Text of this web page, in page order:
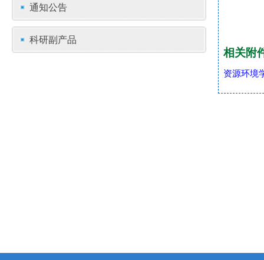
通知公告
科研副产品
相关附
资源环境